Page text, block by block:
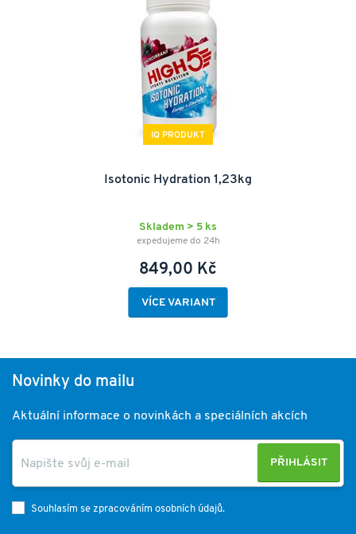
IQ PRODUKT
Isotonic Hydration 1,23kg
Skladem > 5 ks
expedujeme do 24h
849,00 Kč
VÍCE VARIANT
Novinky do mailu
Aktuální informace o novinkách a speciálních akcích
PŘIHLÁSIT
Souhlasím se zpracováním osobních údajů.